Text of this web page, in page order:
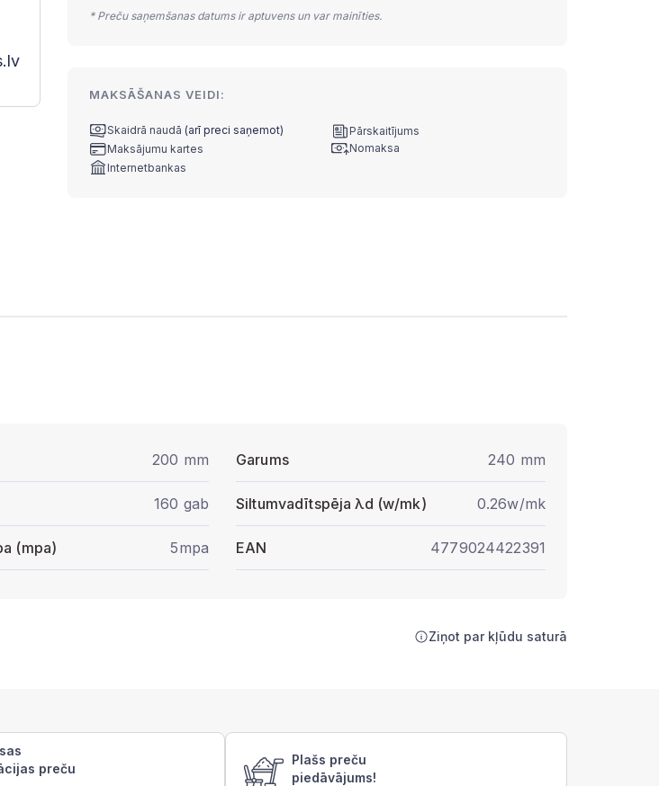
* Preču saņemšanas datums ir aptuvens un var mainīties.
MAKSĀŠANAS VEIDI:
Skaidrā naudā (arī preci saņemot)
Maksājumu kartes
Internetbankas
Pārskaitījums
Nomaksa
200 mm Garums 240 mm
160 gab Siltumvadītspēja λd (w/mk) 0.26w/mk
(mpa) 5mpa EAN 4779024422391
Ziņot par kļūdu saturā
preču
Plašs preču
piedāvājums!